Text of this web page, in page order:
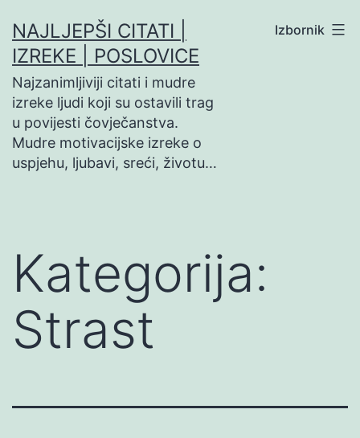
na
sadržaj
NAJLJEPŠI CITATI |
IZREKE | POSLOVICE
Najzanimljiviji citati i mudre
izreke ljudi koji su ostavili trag
u povijesti čovječanstva.
Mudre motivacijske izreke o
uspjehu, ljubavi, sreći, životu…
Izbornik
Kategorija:
Strast